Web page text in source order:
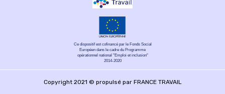
Ce dispositif est cofinancé par le Fonds Social
Européen dans le cadre du Programme
opérationnel national "Emploi et inclusion"
2014-2020
Copyright 2021 © propulsé par FRANCE TRAVAIL